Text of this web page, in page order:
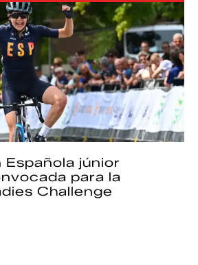
júnior
para la
Challenge